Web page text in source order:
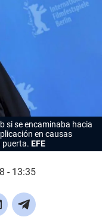
si se encaminaba hacia
en causas
puerta. EFE
- 13:35